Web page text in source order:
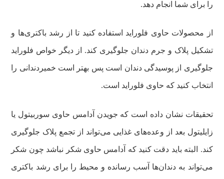
را برای شما انجام دهد.
از محصولات حاوی فلوراید استفاده کنید تا از رشد باکتری‌ها و
تشکیل پلاک و جرم دندان جلوگیری کند. از دیگر خواص فلوراید
جلوگیری از پوسیدگی دندان است پس بهتر است خمیردندانی را
انتخاب کنید که حاوی فلوراید است.
تحقیقات نشان داده است که جویدن آدامس حاوی سوربیتول یا
زایلیتول بعد از وعده‌های غذایی می‌تواند از تجمع پلاک جلوگیری
کند. البته باید دقت کنید که آدامس حاوی شکر نباشد چون شکر
می‌تواند به دندان‌ها آسب رسانده و محیط را برای رشد باکتری